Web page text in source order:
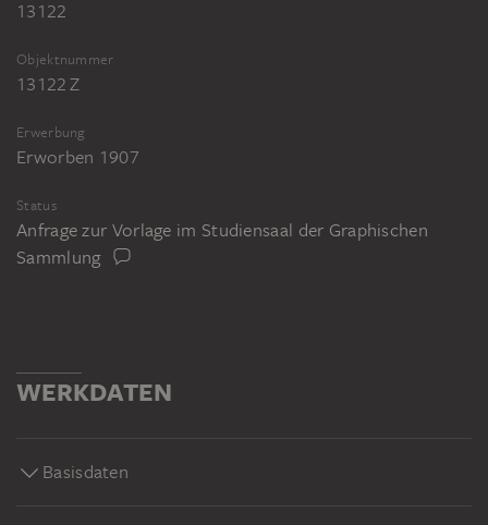
13122
Objektnummer
13122 Z
Erwerbung
Erworben 1907
Status
Anfrage zur Vorlage im Studiensaal der Graphischen
Sammlung
WERKDATEN
Basisdaten